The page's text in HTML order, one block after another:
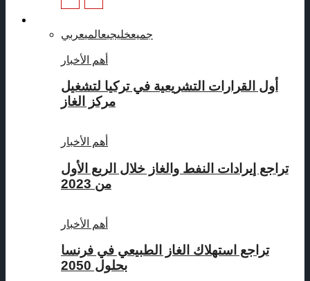
جميعخليجيعالميعربي
أهم الأخبار
أول القرارات التشريعية في تركيا لتشغيل
مركز الغاز
أهم الأخبار
تراجع إيرادات النفط والغاز خلال الربع الأول
من 2023
أهم الأخبار
تراجع استهلاك الغاز الطبيعي في فرنسا
بحلول 2050